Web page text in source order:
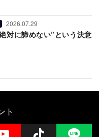
2026.07.29
対に諦めない”という決意
ト